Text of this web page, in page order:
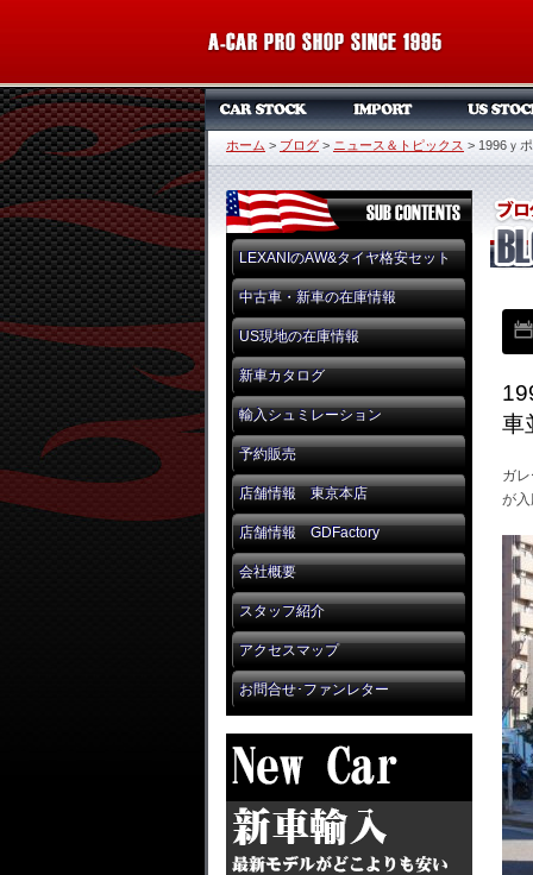
ホーム > ブログ > ニュース＆トピックス > 1996ｙ
LEXANIのAW&タイヤ格安セット
中古車・新車の在庫情報
US現地の在庫情報
新車カタログ
輸入シュミレーション
予約販売
店舗情報 東京本店
店舗情報 GDFactory
会社概要
スタッフ紹介
アクセスマップ
お問合せ･ファンレター
車
ガ
が